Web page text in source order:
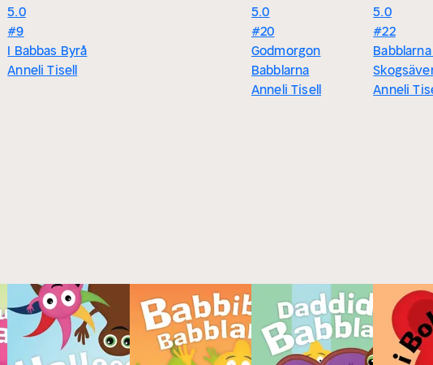
5.0
#9
I Babbas Byrå
Anneli Tisell
5.0
#20
Godmorgon
Babblarna
Anneli Tisell
5.0
#22
Anneli